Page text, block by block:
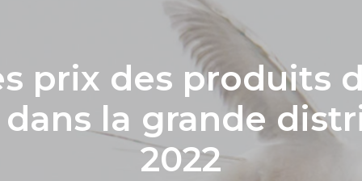
prix des produits
la grande
2022